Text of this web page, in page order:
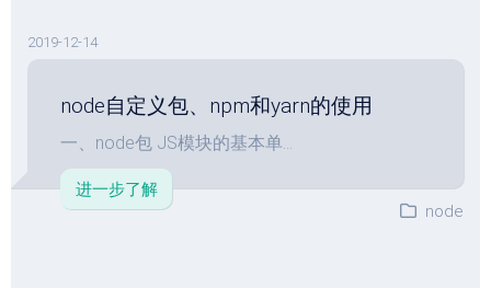
2019-12-14
node自定义包、npm和yarn的使用
一、node包 JS模块的基本单...
进一步了解
node